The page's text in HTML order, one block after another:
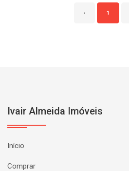
‹ 1
Ivair Almeida Imóveis
Início
Comprar